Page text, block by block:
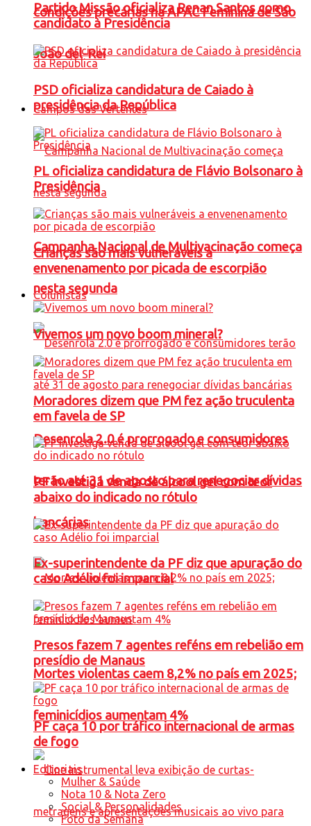
condições precárias na APAC Feminina de São
João del-Rei
Campos das Vertentes
Campanha Nacional de Multivacinação começa
nesta segunda
Desenrola 2.0 é prorrogado e consumidores
terão até 31 de agosto para renegociar dívidas
bancárias
Mortes violentas caem 8,2% no país em 2025;
feminicídios aumentam 4%
Partido Missão oficializa Renan Santos como
candidato à Presidência
PSD oficializa candidatura de Caiado à
presidência da República
PL oficializa candidatura de Flávio Bolsonaro à
Presidência
Crianças são mais vulneráveis a
envenenamento por picada de escorpião
Colunistas
Vivemos um novo boom mineral?
Moradores dizem que PM fez ação truculenta
em favela de SP
PF investiga venda de álcool gel com teor
abaixo do indicado no rótulo
Ex-superintendente da PF diz que apuração do
caso Adélio foi imparcial
Presos fazem 7 agentes reféns em rebelião em
presídio de Manaus
PF caça 10 por tráfico internacional de armas
de fogo
Editoriais
Mulher & Saúde
Nota 10 & Nota Zero
Social & Personalidades
Foto da Semana